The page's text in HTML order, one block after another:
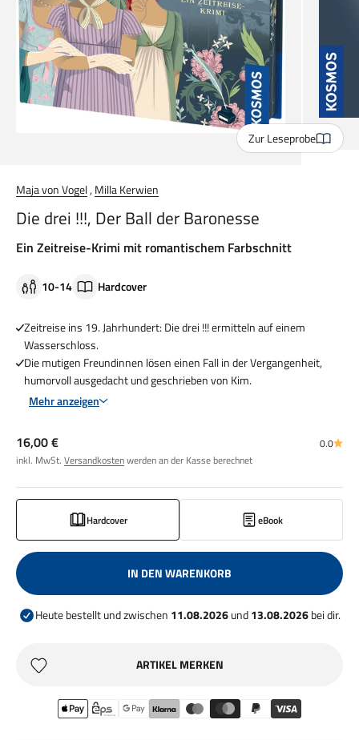
Zur Leseprobe
Maja von Vogel,Milla Kerwien
Die drei !!!, Der Ball der Baronesse
Ein Zeitreise-Krimi mit romantischem Farbschnitt
10-14 Hardcover
Zeitreise ins 19. Jahrhundert: Die drei !!! ermitteln auf einem
Wasserschloss.
Die mutigen Freundinnen lösen einen Fall in der Vergangenheit,
humorvoll ausgedacht und geschrieben von Kim.
Mehr anzeigen
Angebot
16,00 €
inkl. MwSt. Versandkostenwerden an der Kasse berechnet
0.0
Hardcover eBook
IN DEN WARENKORB
Heute bestellt und zwischen 11.08.2026und13.08.2026bei dir.
ARTIKEL MERKEN